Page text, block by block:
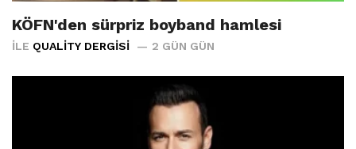
KÖFN'den sürpriz boyband hamlesi
İLE QUALITY DERGISI 2 GÜN GÜN